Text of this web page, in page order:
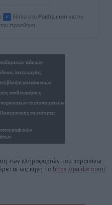
✓ δίπλα στο Paidis.com για να
προσθήκη.
των πληροφοριών του παραπάνω
ως πηγή το https://paidis.com/